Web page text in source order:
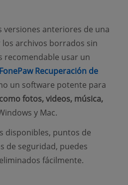
versiones anteriores de una
archivos borrados sin
recomendable usar un
FonePaw Recuperación de
un software potente para
fotos, videos, música,
y Mac.
disponibles, puntos de
de seguridad, puedes
fácilmente.